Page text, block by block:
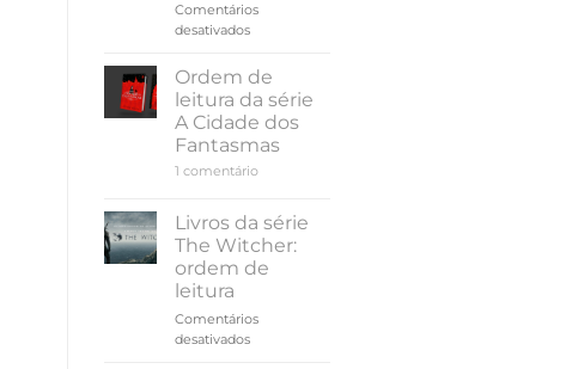
Comentários
desativadosem
|
Até
o
verão
terminar,
de
Hoover
Ordem de
leitura da série
A Cidade dos
Fantasmas
1 comentárioem
leitura
da
série
A
Cidade
Livros da série
The Witcher:
ordem de
leitura
Comentários
desativadosem